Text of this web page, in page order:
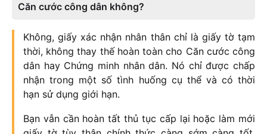
Căn cước công dân không?
Không, giấy xác nhận nhân thân chỉ là giấy tờ tạm
thời, không thay thế hoàn toàn cho Căn cước công
dân hay Chứng minh nhân dân. Nó chỉ được chấp
nhận trong một số tình huống cụ thể và có thời
hạn sử dụng giới hạn.
Bạn vẫn cần hoàn tất thủ tục cấp lại hoặc làm mới